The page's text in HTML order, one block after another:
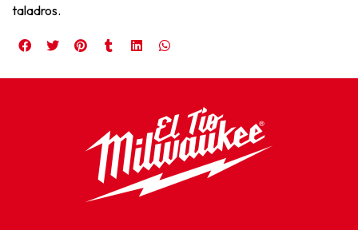
taladros.